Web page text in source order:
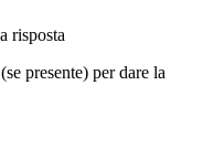
risposta
presente) per dare la